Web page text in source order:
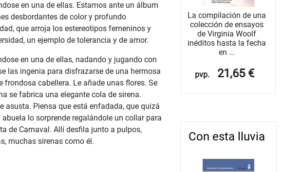
en una de ellas. Estamos ante un álbum
desbordantes de color y profundo
que arroja los estereotipos femeninos y
un ejemplo de tolerancia y de amor.
en una de ellas, nadando y jugando con
las ingenia para disfrazarse de una hermosa
cabellera. Le añade unas flores. Se
se fabrica una elegante cola de sirena.
asusta. Piensa que está enfadada, que quizá
lo sorprende regalándole un collar para
de Carnaval. Allí desfila junto a pulpos,
muchas sirenas como él.
La compilación de una
colección de ensayos
de Virginia Woolf
inéditos hasta la fecha
en ...
pvp. 21,65 €
Con esta lluvia